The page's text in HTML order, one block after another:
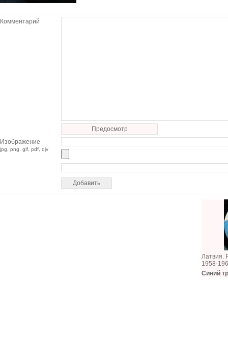
Комментарий
Предосмотр
Изображение
jpg, png, gif, pdf, djv
Латвия.
1958-
Синий